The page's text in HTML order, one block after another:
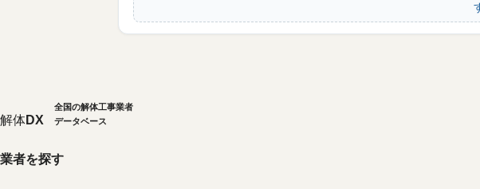
解体DX
全国の解体工事業者
データベース
業者を探す